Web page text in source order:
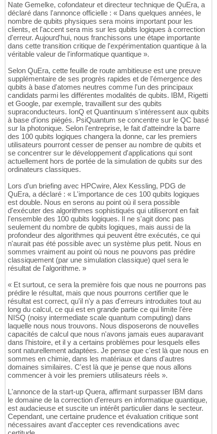
Nate Gemelke, cofondateur et directeur technique de QuEra, a
déclaré dans l'annonce officielle : « Dans quelques années, le
nombre de qubits physiques sera moins important pour les
clients, et l'accent sera mis sur les qubits logiques à correction
d'erreur. Aujourd'hui, nous franchissons une étape importante
dans cette transition critique de l'expérimentation quantique à la
véritable valeur de l'informatique quantique ».
Selon QuEra, cette feuille de route ambitieuse est une preuve
supplémentaire de ses progrès rapides et de l'émergence des
qubits à base d'atomes neutres comme l'un des principaux
candidats parmi les différentes modalités de qubits. IBM, Rigetti
et Google, par exemple, travaillent sur des qubits
supraconducteurs. IonQ et Quantinuum s'intéressent aux qubits
à base d'ions piégés. PsiQuantum se concentre sur le QC basé
sur la photonique. Selon l'entreprise, le fait d'atteindre la barre
des 100 qubits logiques changera la donne, car les premiers
utilisateurs pourront cesser de penser au nombre de qubits et
se concentrer sur le développement d'applications qui sont
actuellement hors de portée de la simulation de qubits sur des
ordinateurs classiques.
Lors d'un briefing avec HPCwire, Alex Kessling, PDG de
QuEra, a déclaré : « L'importance de ces 100 qubits logiques
est double. Nous en serons au point où il sera possible
d'exécuter des algorithmes sophistiqués qui utiliseront en fait
l'ensemble des 100 qubits logiques. Il ne s'agit donc pas
seulement du nombre de qubits logiques, mais aussi de la
profondeur des algorithmes qui peuvent être exécutés, ce qui
n'aurait pas été possible avec un système plus petit. Nous en
sommes vraiment au point où nous ne pouvons pas prédire
classiquement (par une simulation classique) quel sera le
résultat de l'algorithme. »
« Et surtout, ce sera la première fois que nous ne pourrons pas
prédire le résultat, mais que nous pourrons certifier que le
résultat est correct, qu'il n'y a pas d'erreurs introduites tout au
long du calcul, ce qui est en grande partie ce qui limite l'ère
NISQ (noisy intermediate scale quantum computing) dans
laquelle nous nous trouvons. Nous disposerons de nouvelles
capacités de calcul que nous n'avons jamais eues auparavant
dans l'histoire, et il y a certains problèmes pour lesquels elles
sont naturellement adaptées. Je pense que c'est là que nous en
sommes en chimie, dans les matériaux et dans d'autres
domaines similaires. C'est là que je pense que nous allons
commencer à voir les premiers utilisateurs réels ».
L'annonce de la start-up Quera, affirmant surpasser IBM dans
le domaine de la correction d'erreurs en informatique quantique,
est audacieuse et suscite un intérêt particulier dans le secteur.
Cependant, une certaine prudence et évaluation critique sont
nécessaires avant d'accepter ces revendications avec